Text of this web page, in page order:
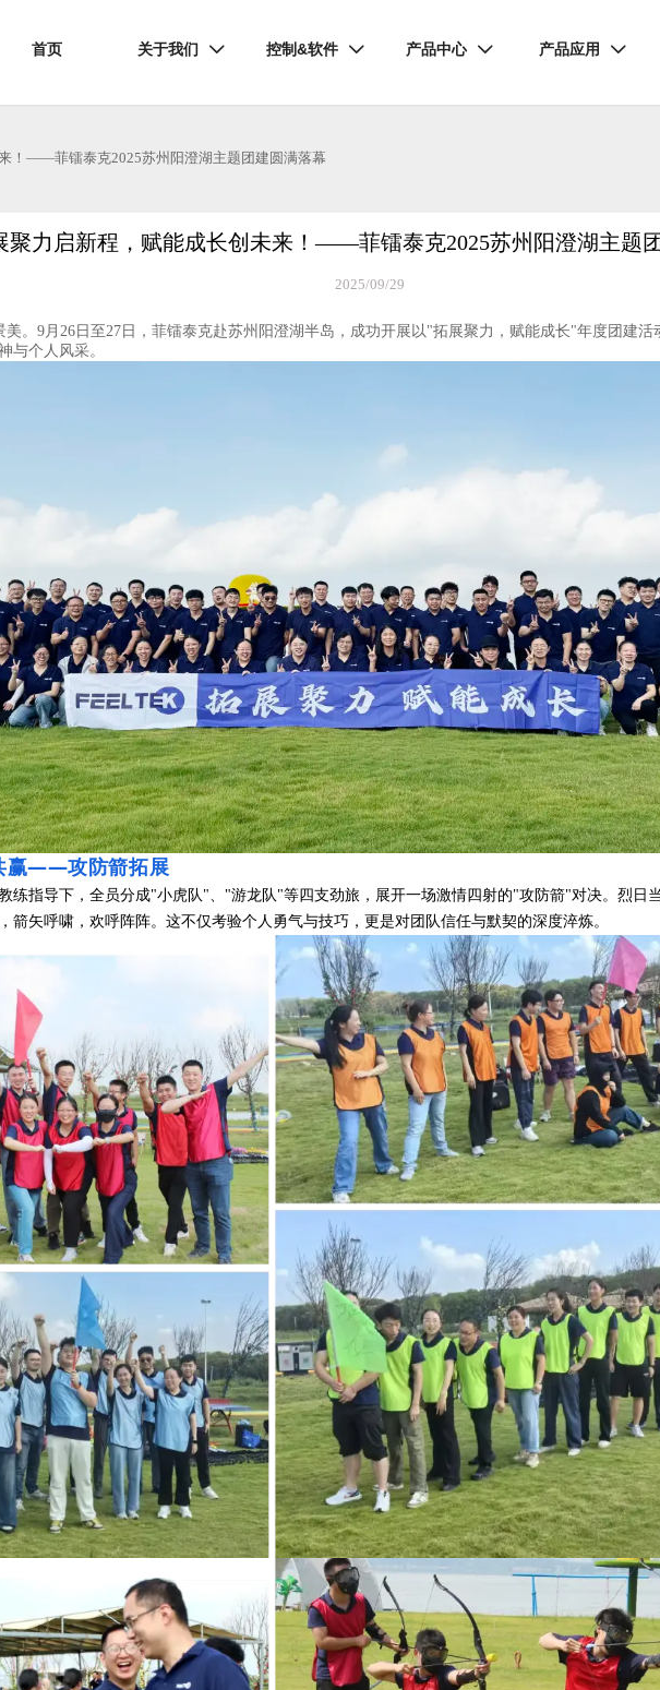
首页 关于我们  控制&软件  产品中心  产品应用 
！——菲镭泰克2025苏州阳澄湖主题团建圆满落幕
聚力启新程，赋能成长创未来！——菲镭泰克2025苏州阳澄湖主题
2025/09/29
9月26日至27日，菲镭泰克赴苏州阳澄湖半岛，成功开展以"拓展聚力，赋能成长"年度团建活
与个人风采。
赢——攻防箭拓展
指导下，全员分成"小虎队"、"游龙队"等四支劲旅，展开一场激情四射的"攻防箭"对决。烈日
箭矢呼啸，欢呼阵阵。这不仅考验个人勇气与技巧，更是对团队信任与默契的深度淬炼。